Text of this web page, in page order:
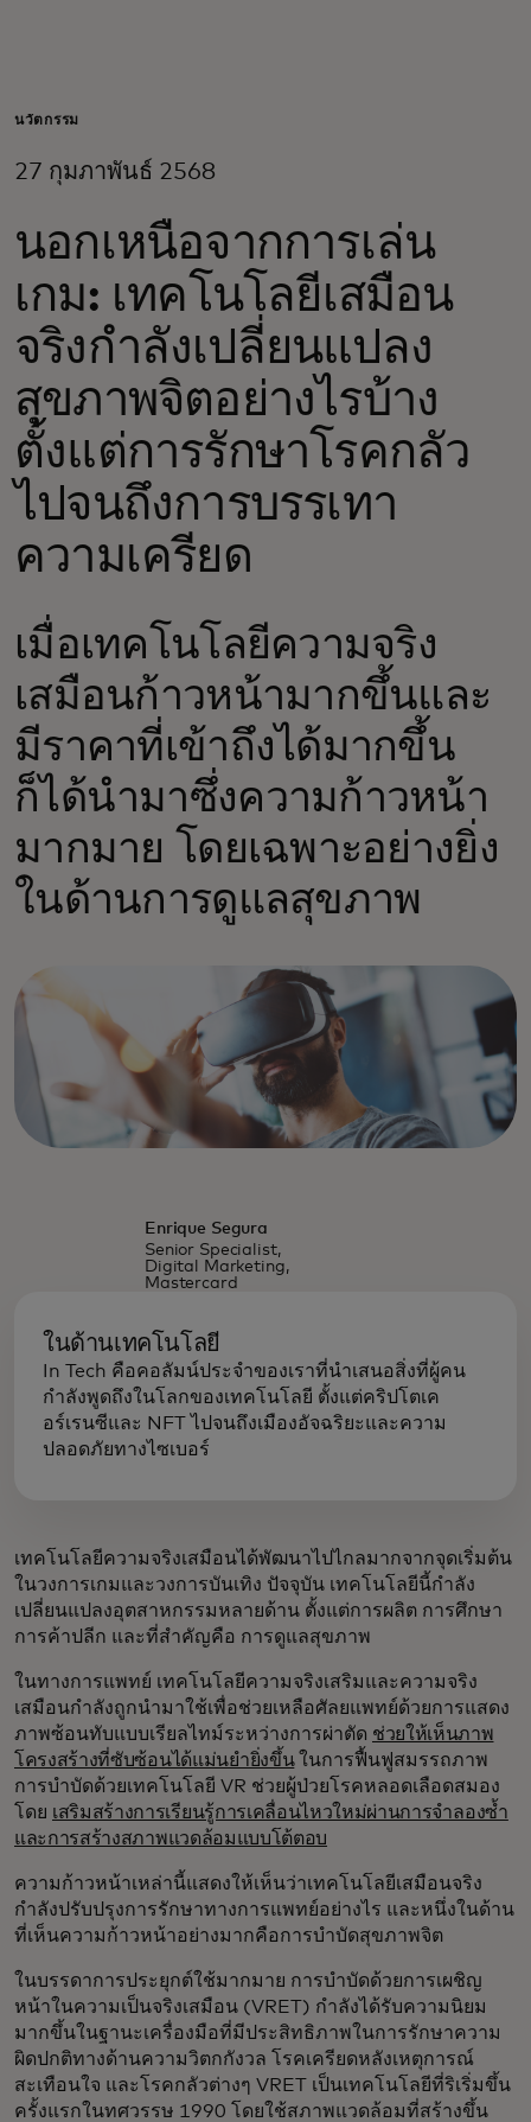
สำหรับธุรกิจ
เพื่อโลก
สำหรับผู้สร้างนวัตกรรม
ข่าวสารและแนวโน้ม
นวัตกรรม
27 กุมภาพันธ์ 2568
นอกเหนือจากการเล่น
เกม: เทคโนโลยีเสมือน
จริงกำลังเปลี่ยนแปลง
สุขภาพจิตอย่างไรบ้าง
ตั้งแต่การรักษาโรคกลัว
ไปจนถึงการบรรเทา
ความเครียด
เมื่อเทคโนโลยีความจริง
เสมือนก้าวหน้ามากขึ้นและ
มีราคาที่เข้าถึงได้มากขึ้น
ก็ได้นำมาซึ่งความก้าวหน้า
มากมาย โดยเฉพาะอย่างยิ่ง
ในด้านการดูแลสุขภาพ
Enrique Segura
Senior Specialist,
Digital Marketing,
Mastercard
ในด้านเทคโนโลยี
In Tech คือคอลัมน์ประจำของเราที่นำเสนอสิ่งที่ผู้คน
กำลังพูดถึงในโลกของเทคโนโลยี ตั้งแต่คริปโตเค
อร์เรนซีและ NFT ไปจนถึงเมืองอัจฉริยะและความ
ปลอดภัยทางไซเบอร์
เทคโนโลยีความจริงเสมือนได้พัฒนาไปไกลมากจากจุดเริ่มต้น
ในวงการเกมและวงการบันเทิง ปัจจุบัน เทคโนโลยีนี้กำลัง
เปลี่ยนแปลงอุตสาหกรรมหลายด้าน ตั้งแต่การผลิต การศึกษา
การค้าปลีก และที่สำคัญคือ การดูแลสุขภาพ
ในทางการแพทย์ เทคโนโลยีความจริงเสริมและความจริง
เสมือนกำลังถูกนำมาใช้เพื่อช่วยเหลือศัลยแพทย์ด้วยการแสดง
ภาพซ้อนทับแบบเรียลไทม์ระหว่างการผ่าตัด ช่วยให้เห็นภาพ
โครงสร้างที่ซับซ้อนได้แม่นยำยิ่งขึ้นในการฟื้นฟูสมรรถภาพ
การบำบัดด้วยเทคโนโลยี VR ช่วยผู้ป่วยโรคหลอดเลือดสมอง
โดย เสริมสร้างการเรียนรู้การเคลื่อนไหวใหม่ผ่านการจำลองซ้ำ
และการสร้างสภาพแวดล้อมแบบโต้ตอบ
ความก้าวหน้าเหล่านี้แสดงให้เห็นว่าเทคโนโลยีเสมือนจริง
กำลังปรับปรุงการรักษาทางการแพทย์อย่างไร และหนึ่งในด้าน
ที่เห็นความก้าวหน้าอย่างมากคือการบำบัดสุขภาพจิต
ในบรรดาการประยุกต์ใช้มากมาย การบำบัดด้วยการเผชิญ
หน้าในความเป็นจริงเสมือน (VRET) กำลังได้รับความนิยม
มากขึ้นในฐานะเครื่องมือที่มีประสิทธิภาพในการรักษาความ
ผิดปกติทางด้านความวิตกกังวล โรคเครียดหลังเหตุการณ์
สะเทือนใจ และโรคกลัวต่างๆ VRET เป็นเทคโนโลยีที่ริเริ่มขึ้น
ครั้งแรกในทศวรรษ 1990 โดยใช้สภาพแวดล้อมที่สร้างขึ้น